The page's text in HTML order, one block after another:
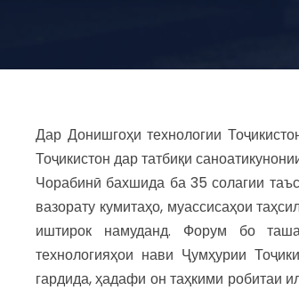
Дар Донишгоҳи технологии
Тоҷикистон дар татбиқи
Чорабинӣ бахшида ба 35 солагии
вазорату кумитаҳо, муассисаҳои
иштирок намуданд. Форум бо
технологияҳои нави Ҷумҳурии
гардида, ҳадафи он таҳкими робитаи